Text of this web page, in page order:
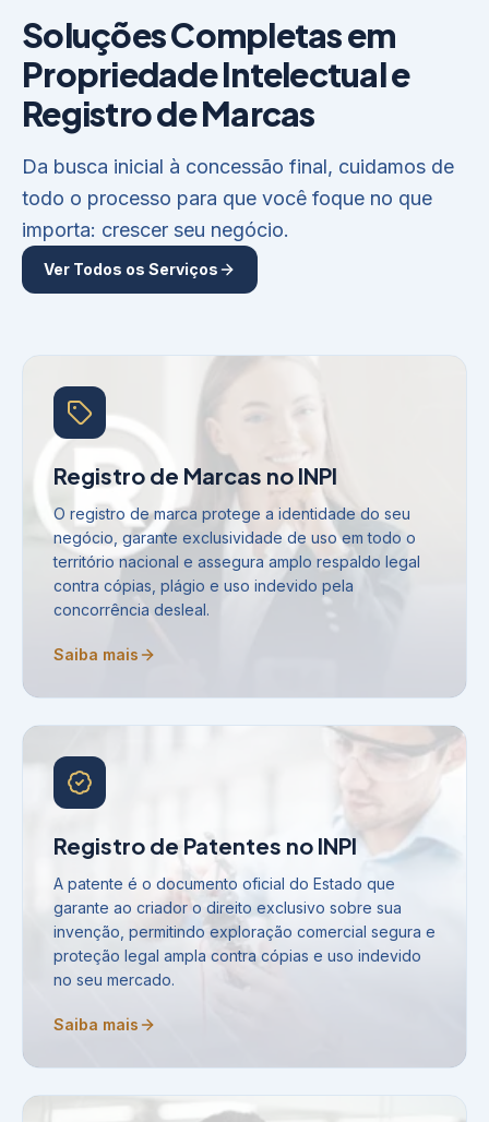
Soluções Completas em
Propriedade Intelectual e
Registro de Marcas
Da busca inicial à concessão final, cuidamos de
todo o processo para que você foque no que
importa: crescer seu negócio.
Ver Todos os Serviços
Registro de Marcas no INPI
O registro de marca protege a identidade do seu
negócio, garante exclusividade de uso em todo o
território nacional e assegura amplo respaldo legal
contra cópias, plágio e uso indevido pela
concorrência desleal.
Saiba mais
Registro de Patentes no INPI
A patente é o documento oficial do Estado que
garante ao criador o direito exclusivo sobre sua
invenção, permitindo exploração comercial segura e
proteção legal ampla contra cópias e uso indevido
no seu mercado.
Saiba mais